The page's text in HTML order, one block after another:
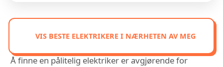
VIS BESTE ELEKTRIKERE I NÆRHETEN AV MEG
Å finne en pålitelig elektriker er avgjørende for